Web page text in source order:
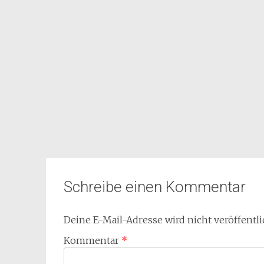
Schreibe einen Kommentar
Deine E-Mail-Adresse wird nicht
Kommentar *